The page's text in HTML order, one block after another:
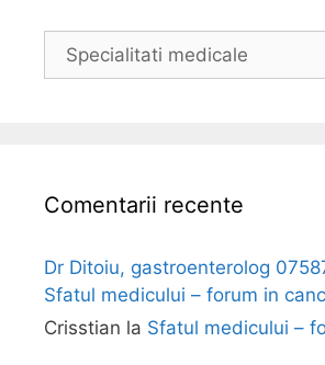
Comentarii recente
Dr Ditoiu, gastroenterolog
Sfatul medicului – forum in
Crisstian la Sfatul medicului –